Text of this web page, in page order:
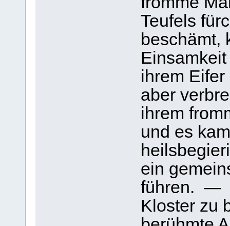
Teufels
beschämt,
ihrem
aber
ihrem
und es
ein
führen. —
Kloster zu